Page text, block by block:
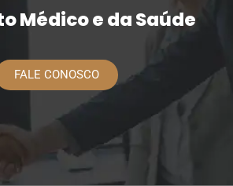
Médico e da Saúde
FALE CONOSCO